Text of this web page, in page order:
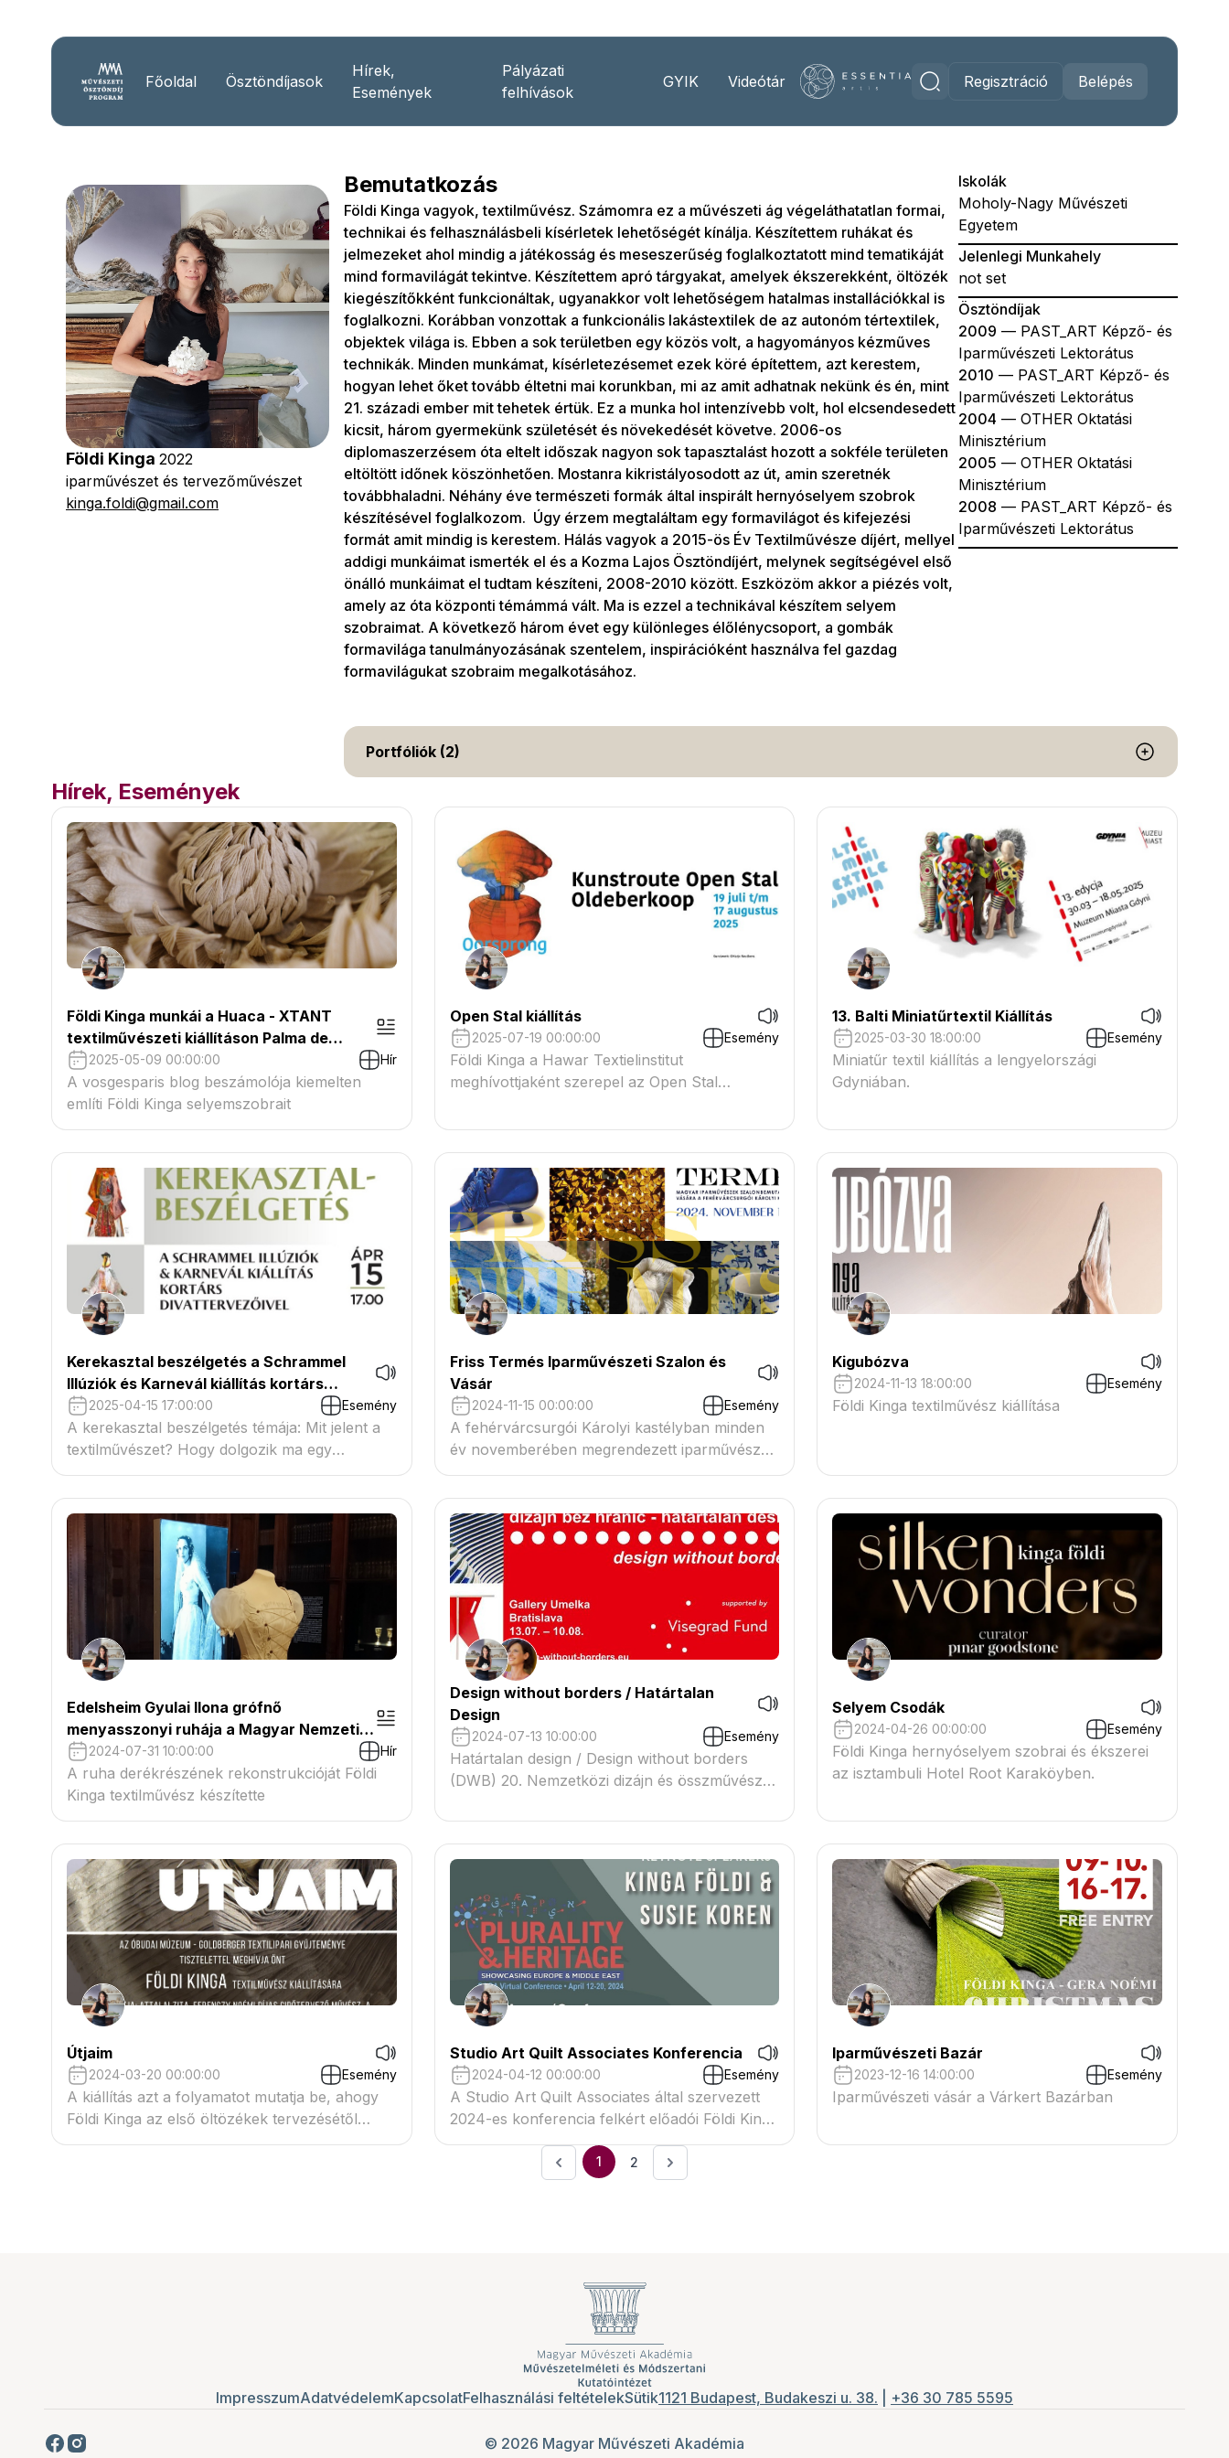
Főoldal Ösztöndíjasok
Hírek,
Események
Pályázati
felhívások
GYIK Videótár Regisztráció Belépés
Földi Kinga 2022
iparművészet és tervezőművészet
kinga.foldi@gmail.com
Bemutatkozás
Földi Kinga vagyok, textilművész. Számomra ez a művészeti ág végeláthatatlan formai,
technikai és felhasználásbeli kísérletek lehetőségét kínálja. Készítettem ruhákat és
jelmezeket ahol mindig a játékosság és meseszerűség foglalkoztatott mind tematikáját
mind formavilágát tekintve. Készítettem apró tárgyakat, amelyek ékszerekként, öltözék
kiegészítőkként funkcionáltak, ugyanakkor volt lehetőségem hatalmas installációkkal is
foglalkozni. Korábban vonzottak a funkcionális lakástextilek de az autonóm tértextilek,
objektek világa is. Ebben a sok területben egy közös volt, a hagyományos kézműves
technikák. Minden munkámat, kísérletezésemet ezek köré építettem, azt kerestem,
hogyan lehet őket tovább éltetni mai korunkban, mi az amit adhatnak nekünk és én, mint
21. századi ember mit tehetek értük. Ez a munka hol intenzívebb volt, hol elcsendesedett
kicsit, három gyermekünk születését és növekedését követve. 2006-os
diplomaszerzésem óta eltelt időszak nagyon sok tapasztalást hozott a sokféle területen
eltöltött időnek köszönhetően. Mostanra kikristályosodott az út, amin szeretnék
továbbhaladni. Néhány éve természeti formák által inspirált hernyóselyem szobrok
készítésével foglalkozom. Úgy érzem megtaláltam egy formavilágot és kifejezési
formát amit mindig is kerestem. Hálás vagyok a 2015-ös Év Textilművésze díjért, mellyel
addigi munkáimat ismerték el és a Kozma Lajos Ösztöndíjért, melynek segítségével első
önálló munkáimat el tudtam készíteni, 2008-2010 között. Eszközöm akkor a piézés volt,
amely az óta központi témámmá vált. Ma is ezzel a technikával készítem selyem
szobraimat. A következő három évet egy különleges élőlénycsoport, a gombák
formavilága tanulmányozásának szentelem, inspirációként használva fel gazdag
formavilágukat szobraim megalkotásához.
Iskolák
Moholy-Nagy Művészeti
Egyetem
Jelenlegi Munkahely
not set
Ösztöndíjak
2009 — PAST_ART Képző- és
Iparművészeti Lektorátus
2010 — PAST_ART Képző- és
Iparművészeti Lektorátus
2004 — OTHER Oktatási
Minisztérium
2005 — OTHER Oktatási
Minisztérium
2008 — PAST_ART Képző- és
Iparművészeti Lektorátus
Portfóliók (2)
Hírek, Események
Földi Kinga munkái a Huaca - XTANT
textilművészeti kiállításon Palma de
MAllorcán
2025-05-09 00:00:00 Hír
A vosgesparis blog beszámolója kiemelten
említi Földi Kinga selyemszobrait
Open Stal kiállítás
2025-07-19 00:00:00 Esemény
Földi Kinga a Hawar Textielinstitut
meghívottjaként szerepel az Open Stal
13. Balti Miniatűrtextil Kiállítás
2025-03-30 18:00:00 Esemény
Miniatűr textil kiállítás a lengyelországi
Gdyniában.
Kerekasztal beszélgetés a Schrammel
Illúziók és Karnevál kiállítás kortárs
divattervezőivel
2025-04-15 17:00:00 Esemény
A kerekasztal beszélgetés témája: Mit jelent a
textilművészet? Hogy dolgozik ma egy
divattervező?
Friss Termés Iparművészeti Szalon és
Vásár
2024-11-15 00:00:00 Esemény
A fehérvárcsurgói Károlyi kastélyban minden
év novemberében megrendezett iparművészeti
vásár
Kigubózva
2024-11-13 18:00:00 Esemény
Földi Kinga textilművész kiállítása
Edelsheim Gyulai Ilona grófnő
menyasszonyi ruhája a Magyar Nemzeti
Múzeumban
2024-07-31 10:00:00 Hír
A ruha derékrészének rekonstrukcióját Földi
Kinga textilművész készítette
Design without borders / Határtalan
Design
2024-07-13 10:00:00 Esemény
Határtalan design / Design without borders
(DWB) 20. Nemzetközi dizájn és összművészeti
Selyem Csodák
2024-04-26 00:00:00 Esemény
Földi Kinga hernyóselyem szobrai és ékszerei
az isztambuli Hotel Root Karaköyben.
Útjaim
2024-03-20 00:00:00 Esemény
A kiállítás azt a folyamatot mutatja be, ahogy
Földi Kinga az első öltözékek tervezésétől
eljutott a...
Studio Art Quilt Associates Konferencia
2024-04-12 00:00:00 Esemény
A Studio Art Quilt Associates által szervezett
2024-es konferencia felkért előadói Földi Kinga
és Susie Koren textilművészek
Iparművészeti Bazár
2023-12-16 14:00:00 Esemény
Iparművészeti vásár a Várkert Bazárban
1 2
ImpresszumAdatvédelemKapcsolatFelhasználási feltételekSütik1121 Budapest, Budakeszi u. 38. +36 30 785 5595
© 2026 Magyar Művészeti Akadémia